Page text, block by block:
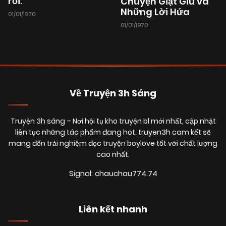
Chapter 18
29/09/2025
Chapter 15 (VIP) 25/09/2025
01/01/1970
Những Lời Hứa
01/01/1970
Về Truyện 3h Sáng
Truyện 3h sáng – Nơi hội tụ kho truyện bl mới nhất, cập nhật
liên tục những tác phẩm đang hot. truyen3h cam kết sẽ
mang đến trải nghiệm đọc truyện boylove tốt với chất lượng
cao nhất.
Signal: chauchau774.74
Liên kết nhanh